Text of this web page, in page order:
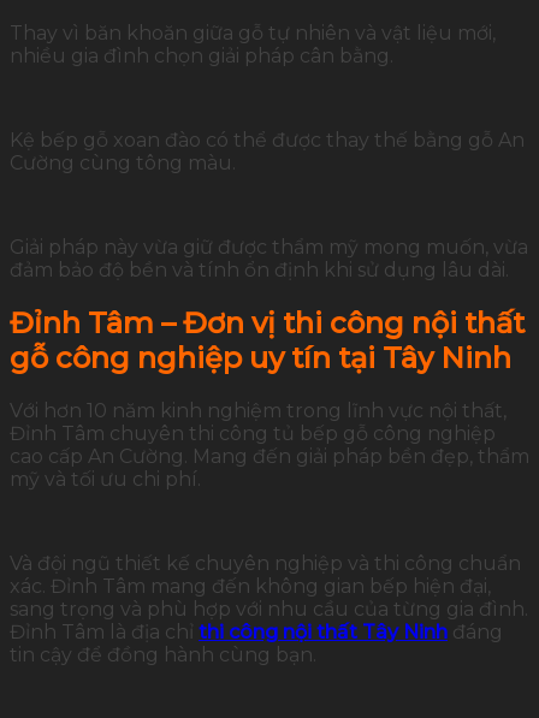
Thay vì băn khoăn giữa gỗ tự nhiên và vật liệu mới,
nhiều gia đình chọn giải pháp cân bằng.
Kệ bếp gỗ xoan đào có thể được thay thế bằng gỗ An
Cường cùng tông màu.
Giải pháp này vừa giữ được thẩm mỹ mong muốn, vừa
đảm bảo độ bền và tính ổn định khi sử dụng lâu dài.
Đỉnh Tâm – Đơn vị thi công nội thất
gỗ công nghiệp uy tín tại Tây Ninh
Với hơn 10 năm kinh nghiệm trong lĩnh vực nội thất,
Đỉnh Tâm chuyên thi công tủ bếp gỗ công nghiệp
cao cấp An Cường. Mang đến giải pháp bền đẹp, thẩm
mỹ và tối ưu chi phí.
Và đội ngũ thiết kế chuyên nghiệp và thi công chuẩn
xác. Đỉnh Tâm mang đến không gian bếp hiện đại,
sang trọng và phù hợp với nhu cầu của từng gia đình.
Đỉnh Tâm là địa chỉ thi công nội thất Tây Ninh đáng
tin cậy để đồng hành cùng bạn.